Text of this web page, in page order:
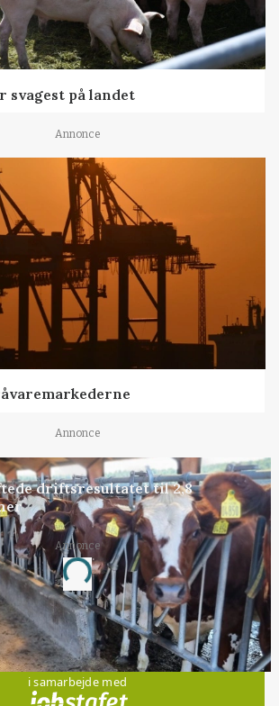
svagest på landet
Annonce
Annonce
driftsresultatet til 2,8
Annonce
Loading...
Jobs
i samarbejde med